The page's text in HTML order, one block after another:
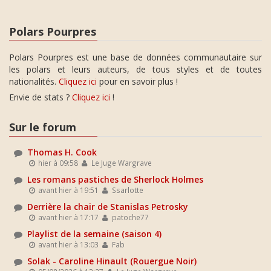
Polars Pourpres
Polars Pourpres est une base de données communautaire sur
les polars et leurs auteurs, de tous styles et de toutes
nationalités. Cliquez ici pour en savoir plus !
Envie de stats ? Cliquez ici !
Sur le forum
Thomas H. Cook
hier à 09:58 Le Juge Wargrave
Les romans pastiches de Sherlock Holmes
avant hier à 19:51 Ssarlotte
Derrière la chair de Stanislas Petrosky
avant hier à 17:17 patoche77
Playlist de la semaine (saison 4)
avant hier à 13:03 Fab
Solak - Caroline Hinault (Rouergue Noir)